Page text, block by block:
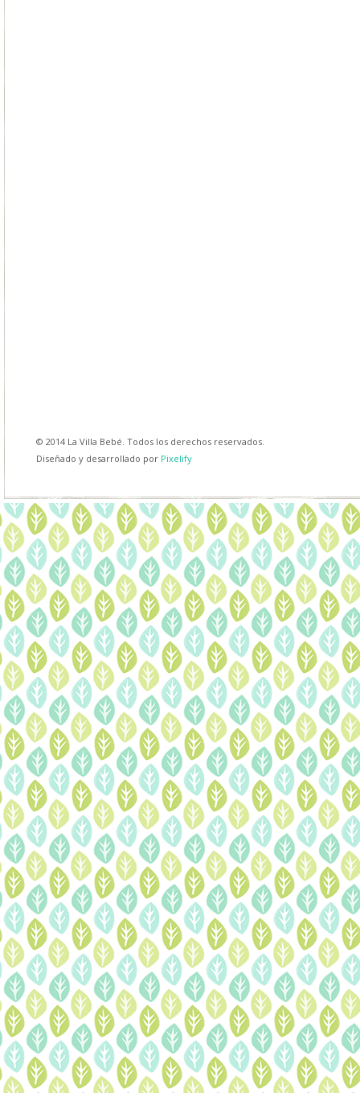
© 2014 La Villa Bebé. Todos los derechos reservados.
Diseñado y desarrollado por Pixelify